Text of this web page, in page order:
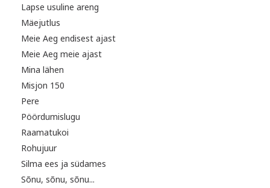
Lapse usuline areng
Mäejutlus
Meie Aeg endisest ajast
Meie Aeg meie ajast
Mina lähen
Misjon 150
Pere
Pöördumislugu
Raamatukoi
Rohujuur
Silma ees ja südames
Sõnu, sõnu, sõnu...